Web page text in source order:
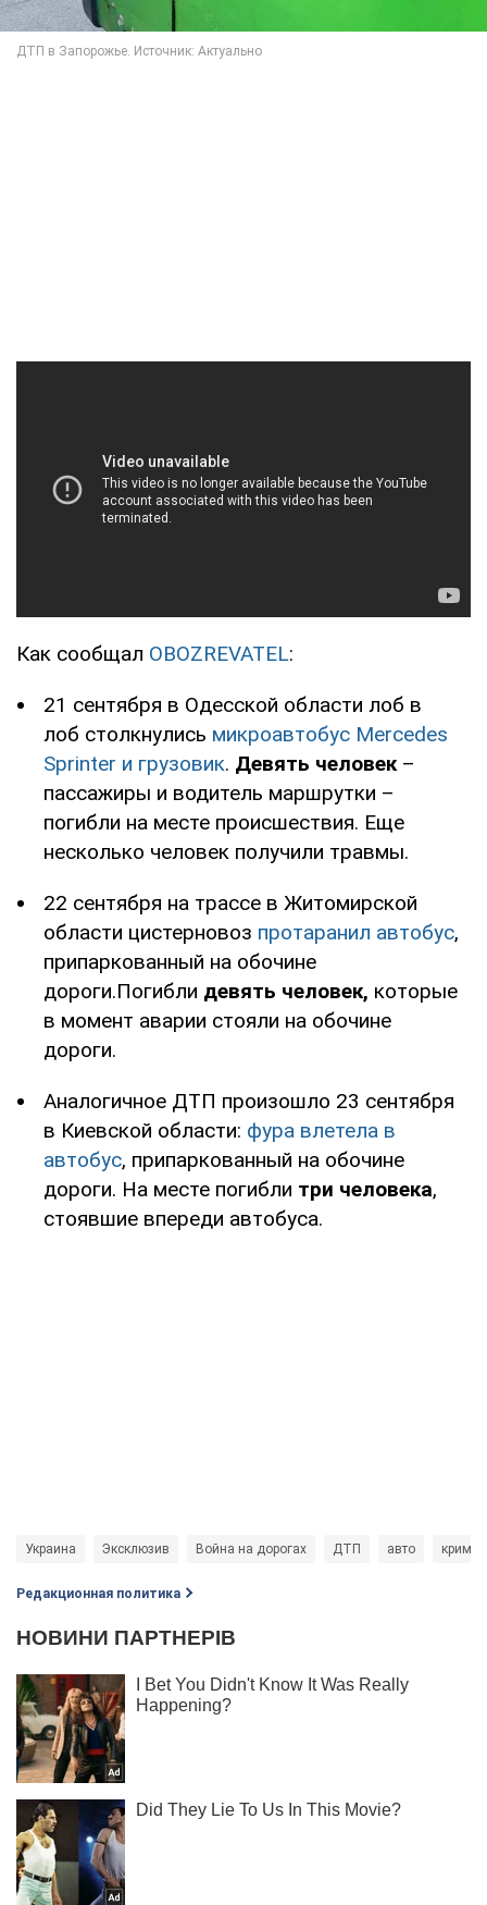
Как сообщал OBOZREVATEL:
21 сентября в Одесской области лоб в
лоб столкнулись микроавтобус Mercedes
Sprinter и грузовик. Девять человек –
пассажиры и водитель маршрутки –
погибли на месте происшествия. Еще
несколько человек получили травмы.
22 сентября на трассе в Житомирской
области цистерновоз протаранил автобус,
припаркованный на обочине
дороги.Погибли девять человек, которые
в момент аварии стояли на обочине
дороги.
Аналогичное ДТП произошло 23 сентября
в Киевской области: фура влетела в
автобус, припаркованный на обочине
дороги. На месте погибли три человека,
стоявшие впереди автобуса.
Украина Эксклюзив Война на дорогах ДТП авто
Редакционная политика